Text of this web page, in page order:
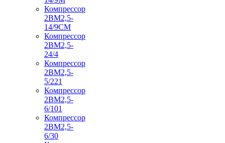
Компрессор
2ВМ2,5-
14/9СМ
Компрессор
2ВМ2,5-
24/4
Компрессор
2ВМ2,5-
5/221
Компрессор
2ВМ2,5-
6/101
Компрессор
2ВМ2,5-
6/30